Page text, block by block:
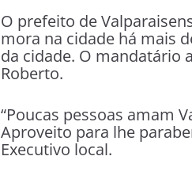
O prefeito de
mora na cidade há mais
da cidade. O mandatário
Roberto.
“Poucas pessoas amam
Aproveito para lhe
Executivo local.